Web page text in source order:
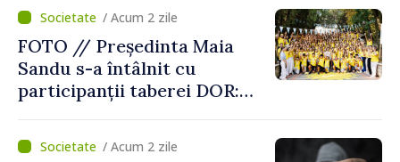
/ Acum 2 zile
FOTO // Președinta Maia
Sandu s-a întâlnit cu
participanții taberei DOR:
noastră rămâne puternică”
/ Acum 2 zile